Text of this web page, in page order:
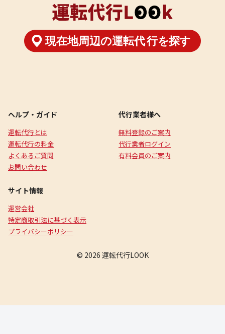
ヘルプ・ガイド
運転代行とは
運転代行の料金
よくあるご質問
お問い合わせ
代行業者様へ
無料登録のご案内
代行業者ログイン
有料会員のご案内
サイト情報
運営会社
特定商取引法に基づく表示
プライバシーポリシー
© 2026 運転代行LOOK